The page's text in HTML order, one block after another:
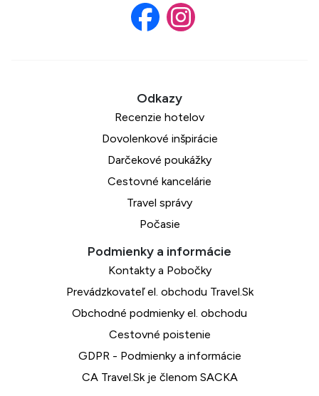
Recenzie hotelov
Dovolenkové inšpirácie
Darčekové poukážky
Cestovné kancelárie
Travel správy
Počasie
Kontakty a Pobočky
Prevádzkovateľ el. obchodu Travel.Sk
Obchodné podmienky el. obchodu
Cestovné poistenie
GDPR - Podmienky a informácie
CA Travel.Sk je členom SACKA